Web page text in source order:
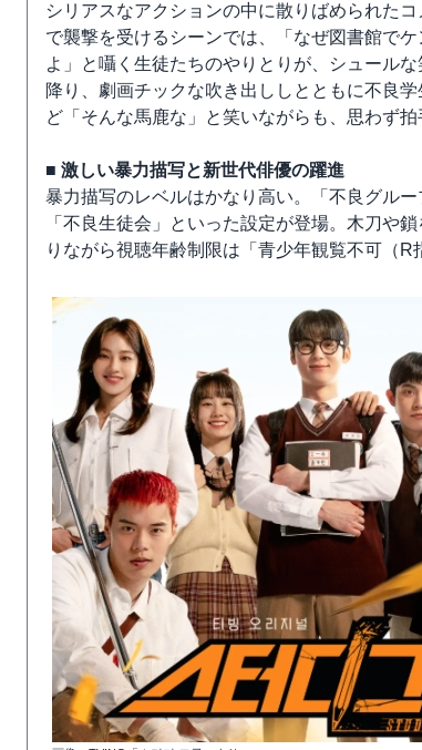
シリアスなアクションの中に散りばめられた
で襲撃を受けるシーンでは、「なぜ図書館で
よ」と囁く生徒たちのやりとりが、シュール
降り、劇画チックな吹き出ししとともに不良
ど「そんな馬鹿な」と笑いながらも、思わず拍
■ 激しい暴力描写と新世代俳優の躍進
暴力描写のレベルはかなり高い。「不良グル
「不良生徒会」といった設定が登場。木刀や
りながら視聴年齢制限は「青少年観覧不可（R